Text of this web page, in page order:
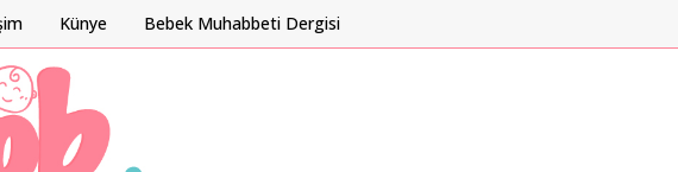
Künye Bebek Muhabbeti Dergisi